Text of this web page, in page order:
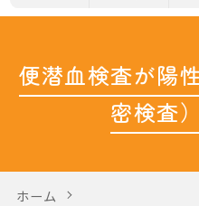
便潜血検査が陽
密検査
ホーム